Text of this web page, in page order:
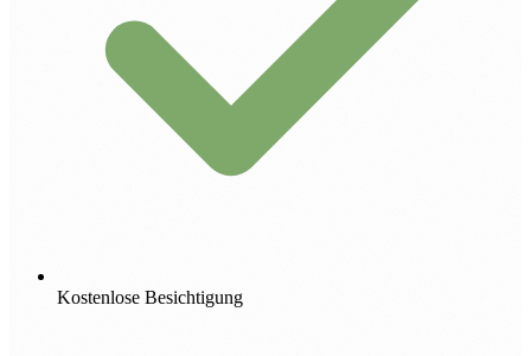
Kostenlose Besichtigung